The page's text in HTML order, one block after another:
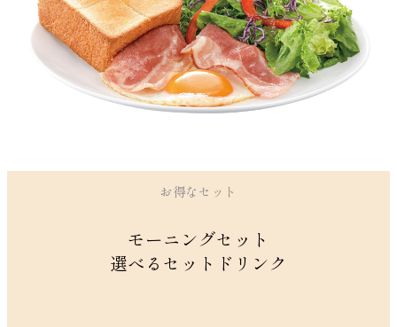
モーニングセット
選べるセットドリンク
お得なセット